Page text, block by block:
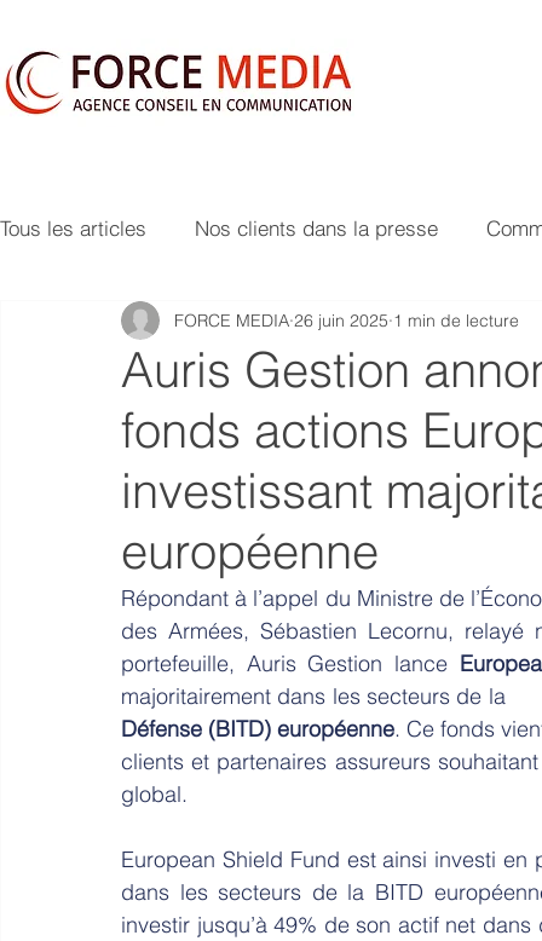
Tous les articles Nos clients dans la presse
Auris Gestion
fonds actions
investissant
européenne
FORCE MEDIA 26 juin 2025 1 min de lecture
Répondant à l’appel du Ministre de
des Armées, Sébastien Lecornu,
portefeuille, Auris Gestion lance
majoritairement dans les
Défense (BITD) européenne. Ce fonds
clients et partenaires assureurs
global.
European Shield Fund est ainsi investi
dans les secteurs de la BITD
investir jusqu’à 49% de son actif net